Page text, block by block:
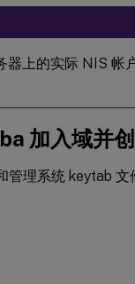
器上的实际 NIS 帐
加入域并
管理系统 keytab